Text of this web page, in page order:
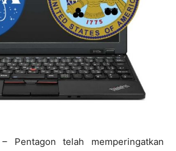
– Pentagon telah memperingatkan